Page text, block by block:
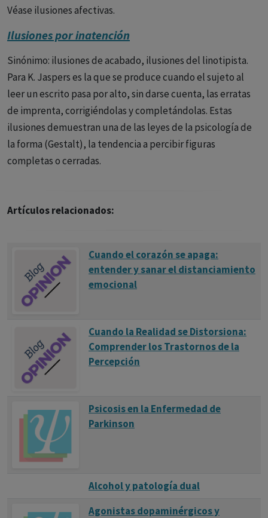
Véase ilusiones afectivas.
Ilusiones por inatención
Sinónimo: ilusiones de acabado, ilusiones del linotipista.
Para K. Jaspers es la que se produce cuando el sujeto al
leer un escrito pasa por alto, sin darse cuenta, las erratas
de imprenta, corrigiéndolas y completándolas. Estas
ilusiones demuestran una de las leyes de la psicología de
la forma (Gestalt), la tendencia a percibir figuras
completas o cerradas.
Artículos relacionados:
Cuando el corazón se apaga:
entender y sanar el distanciamiento
emocional
Cuando la Realidad se Distorsiona:
Comprender los Trastornos de la
Percepción
Psicosis en la Enfermedad de
Parkinson
Alcohol y patología dual
Agonistas dopaminérgicos y